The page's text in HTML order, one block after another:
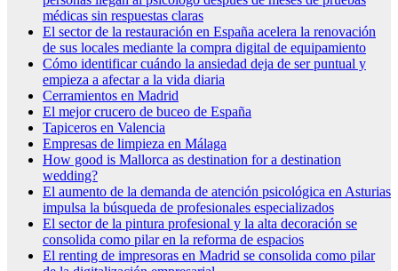
médicas sin respuestas claras
El sector de la restauración en España acelera la renovación
de sus locales mediante la compra digital de equipamiento
Cómo identificar cuándo la ansiedad deja de ser puntual y
empieza a afectar a la vida diaria
Cerramientos en Madrid
El mejor crucero de buceo de España
Tapiceros en Valencia
Empresas de limpieza en Málaga
How good is Mallorca as destination for a destination
wedding?
El aumento de la demanda de atención psicológica en Asturias
impulsa la búsqueda de profesionales especializados
El sector de la pintura profesional y la alta decoración se
consolida como pilar en la reforma de espacios
El renting de impresoras en Madrid se consolida como pilar